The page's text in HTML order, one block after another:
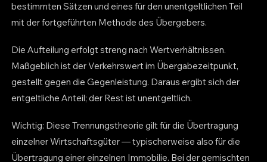
bestimmten Sätzen und eines für den unentgeltlichen Teil
mit der fortgeführten Methode des Übergebers.
Die Aufteilung erfolgt streng nach Wertverhältnissen.
Maßgeblich ist der Verkehrswert im Übergabezeitpunkt,
gestellt gegen die Gegenleistung. Daraus ergibt sich der
entgeltliche Anteil; der Rest ist unentgeltlich.
Wichtig: Diese Trennungstheorie gilt für die Übertragung
einzelner Wirtschaftsgüter — typischerweise also für die
Übertragung einer einzelnen Immobilie. Bei der gemischten